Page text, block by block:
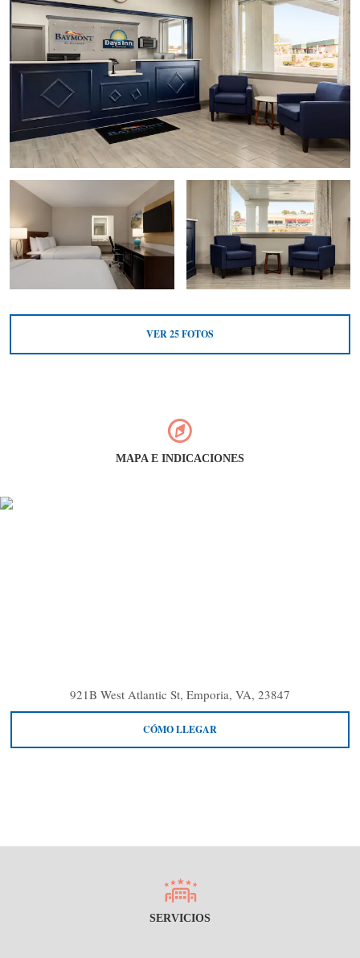
VER25FOTOS
MAPA E INDICACIONES
921B West Atlantic St, Emporia, VA, 23847
CÓMO LLEGAR
SERVICIOS